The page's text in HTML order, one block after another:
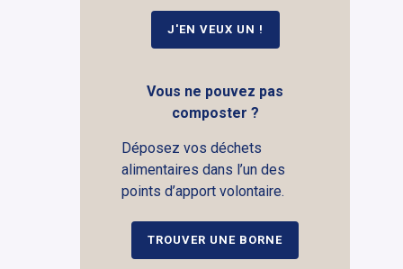
J'EN VEUX UN !
Vous ne pouvez pas
composter ?
Déposez vos déchets
alimentaires dans l’un des
points d’apport volontaire.
TROUVER UNE BORNE